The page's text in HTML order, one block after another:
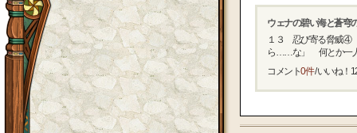
ウェナの碧い海と蒼穹
１３ 忍び寄る脅威④
ら……な」 何とか一人
コメント0件/ いいね！